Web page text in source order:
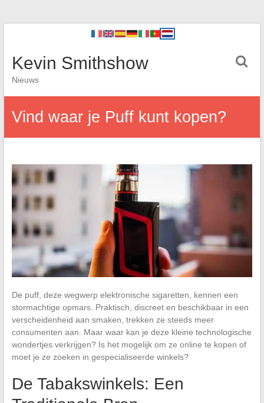
Kevin Smithshow
Nieuws
Vind waar je Puff kunt kopen?
De puff, deze wegwerp elektronische sigaretten, kennen een
stormachtige opmars. Praktisch, discreet en beschikbaar in een
verscheidenheid aan smaken, trekken ze steeds meer
consumenten aan. Maar waar kan je deze kleine technologische
wondertjes verkrijgen? Is het mogelijk om ze online te kopen of
moet je ze zoeken in gespecialiseerde winkels?
De Tabakswinkels: Een